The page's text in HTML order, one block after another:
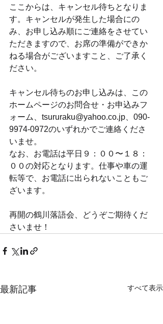
ここからは、キャンセル待ちとなりま
す。キャンセルが発生した場合にの
み、お申し込み順にご連絡をさせてい
ただきますので、お席の準備ができか
ねる場合がございますこと、ご了承く
ださい。
キャンセル待ちのお申し込みは、この
ホームページのお問合せ・お申込みフ
ォーム、tsururaku@yahoo.co.jp、090-
9974-0972のいずれかでご連絡くださ
いませ。
なお、お電話は平日９：００〜１８：
００の対応となります。仕事や車の運
転等で、お電話に出られないこともご
ざいます。
再開の鶴川落語会、どうぞご期待くだ
さいませ！
最新記事 すべて表示